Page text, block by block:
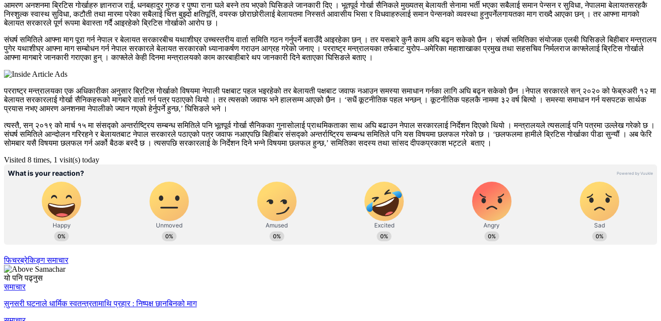
आमरण अनशनमा ब्रिटिस गोर्खाहरु ज्ञानराज राई, धनबहादुर गुरुङ र पुष्पा राना घले बस्ने तय भएको घिसिङले जानकारी दिए । भूतपूर्व गोर्खा सैनिकले मुख्यतस् बेलायती सेनामा भर्ती भएका सबैलाई समान पेन्सन र सुविधा, नेपालमा बेलायतसरहकै
निस्शुल्क स्वास्थ सुविधा, कटौती तथा मारमा परेका सबैलाई चित्त बुझ्दो क्षतिपूर्ति, वयस्क छोराछोरीलाई बेलायतमा निस्सर्त आवासीय भिसा र विधवाहरुलाई समान पेन्सनको व्यवस्था हुनुपर्नेलगायतका माग राख्दै आएका छन् । तर आफ्ना मागको
बेलायत सरकारले पूर्ण रूपमा बेवास्ता गर्दै आइरहेको ब्रिटिस गोर्खाको आरोप छ ।
संघर्ष समितिले आफ्ना माग पूरा गर्न नेपाल र बेलायत सरकारबीच यथाशीघ्र उच्चस्तरीय वार्ता समिति गठन गर्नुपर्ने बताउँदै आइरहेका छन् । तर यसबारे कुनै काम अघि बढ्न सकेको छैन । संघर्ष समितिका संयोजक एलबी घिसिङले बिहीबार मन्त्रालय
पुगेर यथाशीघ्र आफ्ना माग सम्बोधन गर्न नेपाल सरकारले बेलायत सरकारको ध्यानाकर्षण गराउन आग्रह गरेको जनाए । परराष्ट्र मन्त्रालयका तर्फबाट युरोप–अमेरिका महाशाखाका प्रमुख तथा सहसचिव निर्मलराज काफ्लेलाई ब्रिटिस गोर्खाले
आफ्ना मागबारे जानकारी गराएका हुन् । काफ्लेले केही दिनमा मन्त्रालयको काम कारबाहीबारे थप जानकारी दिने बताएका घिसिङले बताए ।
परराष्ट्र मन्त्रालयका एक अधिकारीका अनुसार ब्रिटिस गोर्खाको विषयमा नेपाली पक्षबाट पहल भइरहेको तर बेलायती पक्षबाट जवाफ नआउन समस्या समाधान गर्नका लागि अघि बढ्न सकेको छैन ।नेपाल सरकारले सन् २०२० को फेब्रुअरी १२ मा
बेलायत सरकारलाई गोर्खा सैनिकहरूको मागबारे वार्ता गर्न पत्र पठाएको थियो । तर त्यसको जवाफ भने हालसम्म आएको छैन । ‘सधैं कूटनीतिक पहल भन्छन् । कूटनीतिक पहलकै नाममा ३२ वर्ष बित्यो । समस्या समाधान गर्न यसपटक सार्थक
प्रयास नभए आमरण अनशनमा नेपालीको ज्यान गएको हेर्नुपर्ने हुन्छ,’ घिसिङले भने ।
त्यस्तै, सन् २०१९ को मार्च १५ मा संसद्को अन्तर्राष्ट्रिय सम्बन्ध समितिले पनि भूतपूर्व गोर्खा सैनिकका गुनासोलाई प्राथमिकताका साथ अघि बढाउन नेपाल सरकारलाई निर्देशन दिएको थियो । मन्त्रालयले त्यसलाई पनि पत्रमा उल्लेख गरेको छ ।
संघर्ष समितिले आन्दोलन गरिरहने र बेलायतबाट नेपाल सरकारले पठाएको पत्र जवाफ नआएपछि बिहीबार संसद्को अन्तर्राष्ट्रिय सम्बन्ध समितिले पनि यस विषयमा छलफल गरेको छ । ‘छलफलमा हामीले ब्रिटिस गोर्खाका पीडा सुन्यौं । अब फेरि
सोमबार यसै विषयमा छलफल गर्न अर्को बैठक बस्दै छ । त्यसपछि सरकारलाई के निर्देशन दिने भन्ने विषयमा छलफल हुन्छ,’ समितिका सदस्य तथा सांसद दीपकप्रकाश भट्टले बताए ।
Visited 8 times, 1 visit(s) today
फिचरब्रेकिङ्ग समाचार
यो पनि पढ्नुस
समाचार
सुनसरी घटनाले धार्मिक स्वतन्त्रतामाथि प्रहार : निष्पक्ष छानबिनको माग